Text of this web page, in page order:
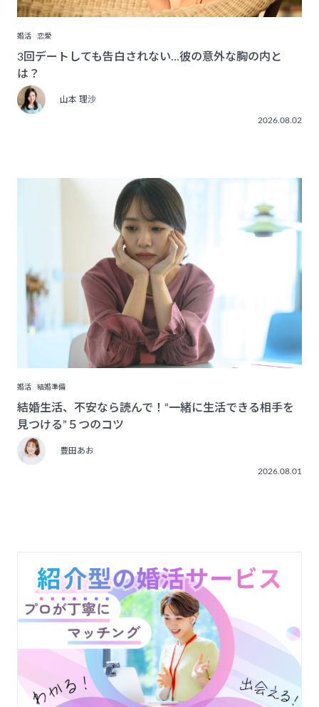
婚活 恋愛
3回デートしても告白されない…彼の意外な胸の内と
は？
山本 理沙
2026.08.02
婚活 結婚準備
結婚生活、不安なら読んで！“一緒に生活できる相手を
見つける”５つのコツ
豊田あお
2026.08.01